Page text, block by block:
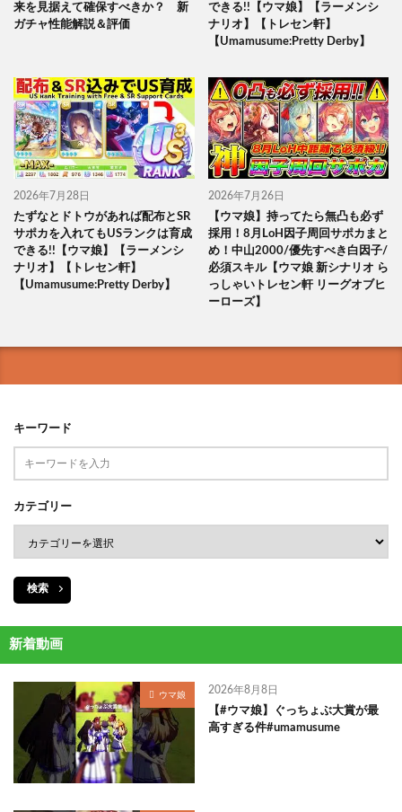
来を見据えて確保すべきか？ 新
ガチャ性能解説＆評価
できる!!【ウマ娘】【ラーメンシ
ナリオ】【トレセン軒】
【Umamusume:Pretty Derby】
2026年7月28日
たずなとドトウがあれば配布とSR
サポカを入れてもUSランクは育成
できる!!【ウマ娘】【ラーメンシ
ナリオ】【トレセン軒】
【Umamusume:Pretty Derby】
2026年7月26日
【ウマ娘】持ってたら無凸も必ず
採用！8月LoH因子周回サポカまと
め！中山2000/優先すべき白因子/
必須スキル【ウマ娘 新シナリオ ら
っしゃいトレセン軒 リーグオブヒ
ーローズ】
キーワード
カテゴリー
検索
新着動画
ウマ娘 2026年8月8日
【#ウマ娘】ぐっちょぶ大賞が最
高すぎる件#umamusume